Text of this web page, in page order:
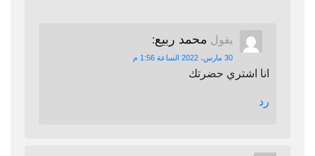
يقول محمد ربيع:
30 مارس، 2022 الساعة 1:56 م
انا اشتري حضرتك
رد